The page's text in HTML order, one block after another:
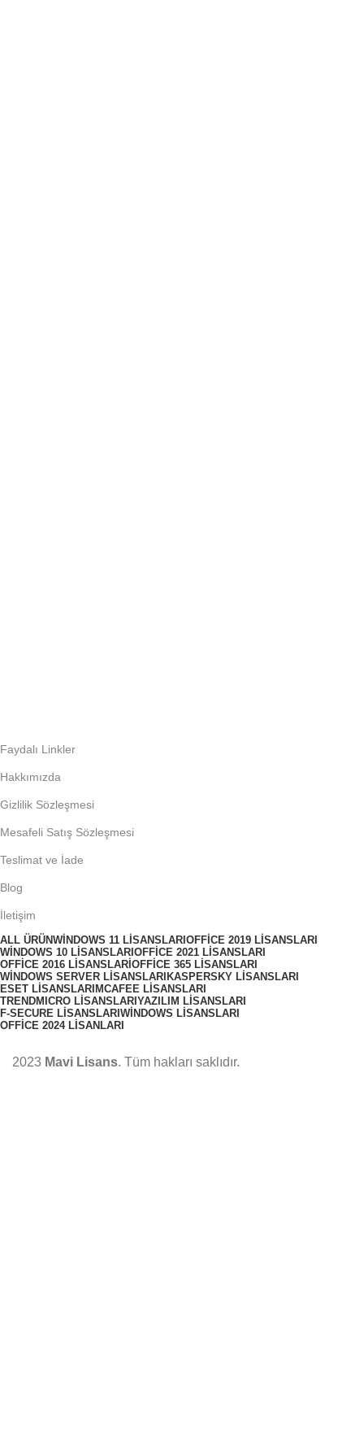
Faydalı Linkler
Hakkımızda
Gizlilik Sözleşmesi
Mesafeli Satış Sözleşmesi
Teslimat ve İade
Blog
İletişim
ALL ÜRÜNWINDOWS 11 LISANSLARIOFFICE 2019 LISANSLARI
WINDOWS 10 LISANSLARIOFFICE 2021 LISANSLARI
OFFICE 2016 LISANSLARIOFFICE 365 LISANSLARI
WINDOWS SERVER LISANSLARI KASPERSKY LISANSLARI
ESET LISANSLARI MCAFEE LISANSLARI
TRENDMICRO LISANSLARIYAZILIM LISANSLARI
F-SECURE LISANSLARIWINDOWS LISANSLARI
OFFICE 2024 LISANLARI
2023 Mavi Lisans. Tüm hakları saklıdır.